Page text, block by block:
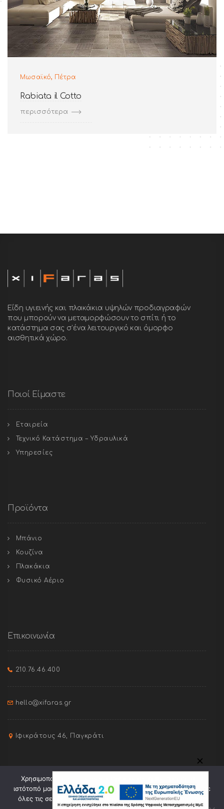
Μωσαϊκό, Πέτρα
Rabiata il Cotto
περισσότερα
Είδη υγιεινής και πλακάκια υψηλών προδιαγραφών
που μπορούν να μεταμορφώσουν το σπίτι ή το
κατάστημα σας σ’ένα λειτουργικό και όμορφο
αισθητικά χώρο.
Ποιοί Είμαστε
Εταιρεία
Τεχνικό Κατάστημα – Υδραυλικά
Υπηρεσίες
Προϊόντα
Μπάνιο
Κουζίνα
Πλακάκια
Φυσικό Αέριο
Επικοινωνία
210.76.46.400
hello@xifaras.gr
Ιφικράτους 46, Παγκράτι
Χρησιμοποιούμε cookies για την καλύτερη πλοήγηση στον
ιστότοπό μας. Πατώντας "Οk" συναινείτε στη χρήση cookies σε
όλες τις σελίδες του. Πατώντας "Ελαχ." θα γίνει χρήση μόνο
✕